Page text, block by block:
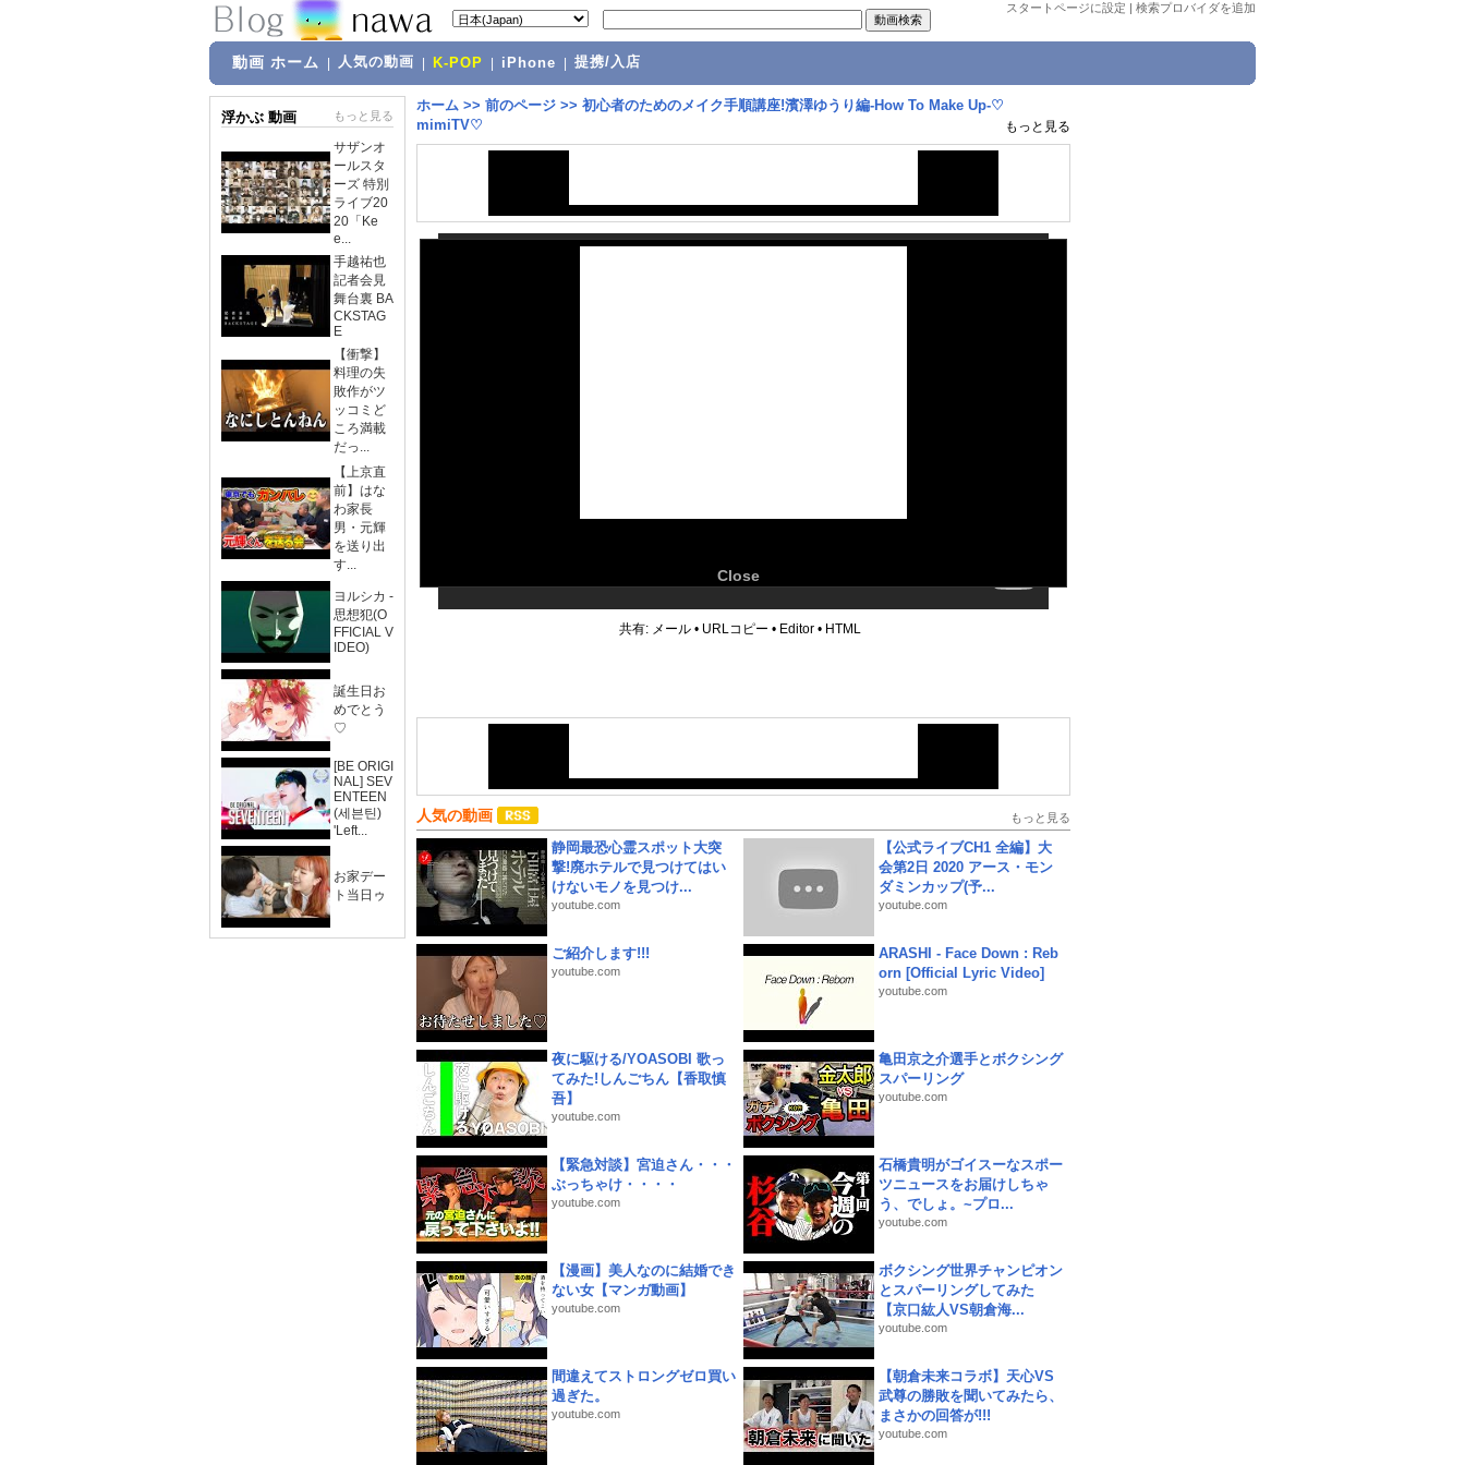
スタートページに設定 | 検索プロバイダを追加
動画 ホーム 人気の動画 K-POP iPhone 提携/入店
浮かぶ 動画 もっと見る
サザンオ
ールスタ
ーズ 特別
ライブ20
20「Ke
e...
手越祐也
記者会見
舞台裏 BA
CKSTAG
E
【衝撃】
料理の失
敗作がツ
ッコミど
ころ満載
だっ...
【上京直
前】はな
わ家長
男・元輝
を送り出
す...
ヨルシカ -
思想犯(O
FFICIAL V
IDEO)
誕生日お
めでとう
♡
[BE ORIGI
NAL] SEV
ENTEEN
(세븐틴)
'Left...
お家デー
ト当日ゥ
ホーム >> 前のページ >> 初心者のためのメイク手順講座!濱澤ゆうり編-How To Make Up-♡
mimiTV♡
もっと見る
Close
共有: メール • URLコピー • Editor • HTML
人気の動画 もっと見る
静岡最恐心霊スポット大突
撃!廃ホテルで見つけてはい
けないモノを見つけ...
youtube.com
【公式ライブCH1 全編】大
会第2日 2020 アース・モン
ダミンカップ(予...
youtube.com
ご紹介します!!!
youtube.com
ARASHI - Face Down : Reb
orn [Official Lyric Video]
youtube.com
夜に駆ける/YOASOBI 歌っ
てみた!しんごちん【香取慎
吾】
youtube.com
亀田京之介選手とボクシング
スパーリング
youtube.com
【緊急対談】宮迫さん・・・
ぶっちゃけ・・・・
youtube.com
石橋貴明がゴイスーなスポー
ツニュースをお届けしちゃ
う、でしょ。~プロ...
youtube.com
【漫画】美人なのに結婚でき
ない女【マンガ動画】
youtube.com
ボクシング世界チャンピオン
とスパーリングしてみた
【京口紘人VS朝倉海...
youtube.com
間違えてストロングゼロ買い
過ぎた。
youtube.com
【朝倉未来コラボ】天心VS
武尊の勝敗を聞いてみたら、
まさかの回答が!!!
youtube.com